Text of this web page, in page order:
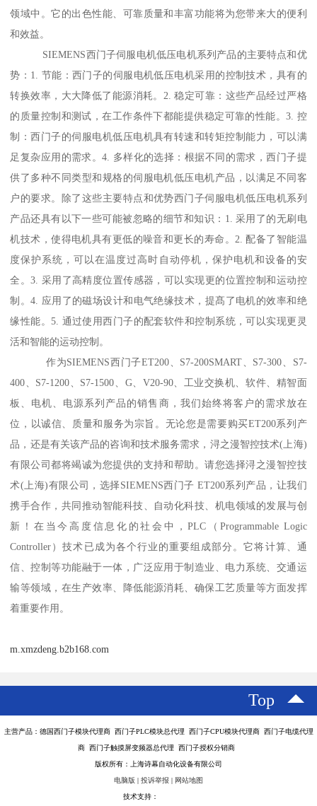
领域中。它的出色性能、可靠质量和丰富功能将为您带来大的便利
和效益。
SIEMENS西门子伺服电机低压电机系列产品的主要特点和优
势：1. 节能：西门子的伺服电机低压电机采用的控制技术，具有的
转换效率，大大降低了能源消耗。2. 稳定可靠：这些产品经过严格
的质量控制和测试，在工作条件下都能提供稳定可靠的性能。3. 控
制：西门子的伺服电机低压电机具有转速和转矩控制能力，可以满
足复杂应用的需求。4. 多样化的选择：根据不同的需求，西门子提
供了多种不同类型和规格的伺服电机低压电机产品，以满足不同客
户的要求。除了这些主要特点和优势西门子伺服电机低压电机系列
产品还具有以下一些可能被忽略的细节和知识：1. 采用了的无刷电
机技术，使得电机具有更低的噪音和更长的寿命。2. 配备了智能温
度保护系统，可以在温度过高时自动停机，保护电机和设备的安
全。3. 采用了高精度位置传感器，可以实现更的位置控制和运动控
制。4. 应用了的磁场设计和电气绝缘技术，提髙了电机的效率和绝
缘性能。5. 通过使用西门子的配套软件和控制系统，可以实现更灵
活和智能的运动控制。
作为SIEMENS西门子ET200、S7-200SMART、S7-300、S7-
400、S7-1200、S7-1500、G、V20-90、工业交换机、软件、精智面
板、电机、电源系列产品的销售商，我们始终将客户的需求放在
位，以诚信、质量和服务为宗旨。无论您是需要购买ET200系列产
品，还是有关该产品的咨询和技术服务需求，浔之漫智控技术(上海)
有限公司都将竭诚为您提供的支持和帮助。请您选择浔之漫智控技
术(上海)有限公司，选择SIEMENS西门子 ET200系列产品，让我们
携手合作，共同推动智能科技、自动化科技、机电领域的发展与创
新！在当今高度信息化的社会中，PLC（Programmable Logic
Controller）技术已成为各个行业的重要组成部分。它将计算、通
信、控制等功能融于一体，广泛应用于制造业、电力系统、交通运
输等领域，在生产效率、降低能源消耗、确保工艺质量等方面发挥
着重要作用。
m.xmzdeng.b2b168.com
Top
主营产品：德国西门子模块代理商 西门子PLC模块总代理 西门子CPU模块代理商 西门子电缆代理
商 西门子触摸屏变频器总代理 西门子授权分销商
版权所有：上海诗幕自动化设备有限公司
电脑版 | 投诉举报 | 网站地图
技术支持：